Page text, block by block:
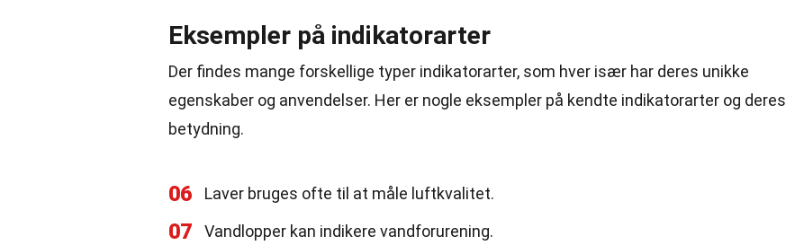
Eksempler på indikatorarter
Der findes mange forskellige typer indikatorarter, som hver især har deres unikke
egenskaber og anvendelser. Her er nogle eksempler på kendte indikatorarter og deres
betydning.
06 Laver bruges ofte til at måle luftkvalitet.
07 Vandlopper kan indikere vandforurening.